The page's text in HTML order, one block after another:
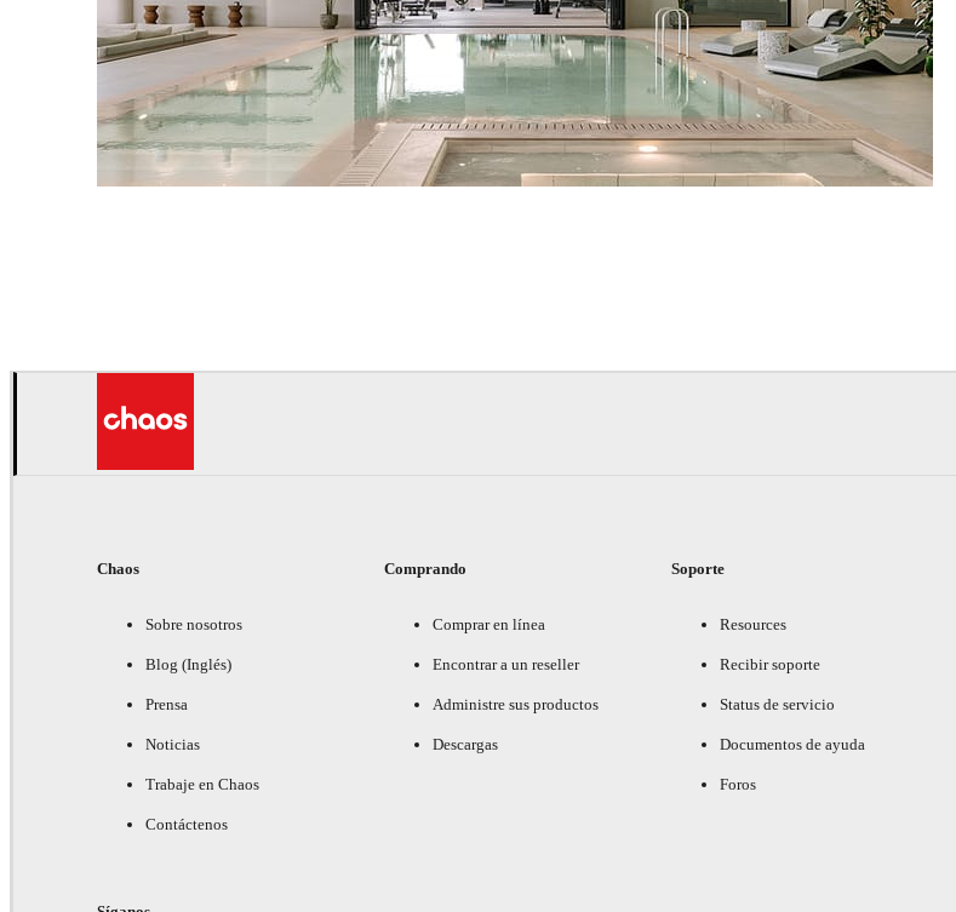
Chaos
Sobre nosotros
Blog (Inglés)
Prensa
Noticias
Trabaje en Chaos
Contáctenos
Comprando
Comprar en línea
Encontrar a un reseller
Administre sus productos
Descargas
Soporte
Resources
Recibir soporte
Status de servicio
Documentos de ayuda
Foros